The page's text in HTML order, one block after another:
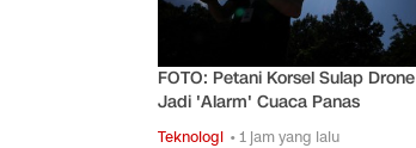
FOTO: Petani Korsel Sulap Drone
Jadi 'Alarm' Cuaca Panas
Teknologi • 1 jam yang lalu